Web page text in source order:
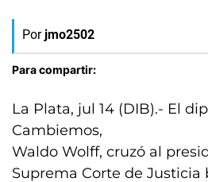
Por jmo2502
Para compartir:
La Plata, jul 14 (DIB).- El
Cambiemos,
Waldo Wolff, cruzó al
Suprema Corte de Justicia